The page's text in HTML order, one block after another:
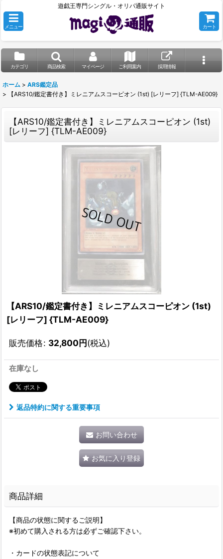
遊戯王専門シングル・オリパ通販サイト
メニュー カート
カテゴリ 商品検索 マイページ ご利用案内 採用情報
ホーム > ARS鑑定品
>
【ARS10/鑑定書付き】ミレニアムスコーピオン (1st) [レリーフ] {TLM-AE009}
【ARS10/鑑定書付き】ミレニアムスコーピオン (1st)
[レリーフ] {TLM-AE009}
【ARS10/鑑定書付き】ミレニアムスコーピオン (1st)
[レリーフ] {TLM-AE009}
販売価格: 32,800円(税込)
在庫なし
返品特約に関する重要事項
お問い合わせ
お気に入り登録
商品詳細
【商品の状態に関するご説明】
※初めて購入される方は必ずご確認下さい。
・カードの状態表記について